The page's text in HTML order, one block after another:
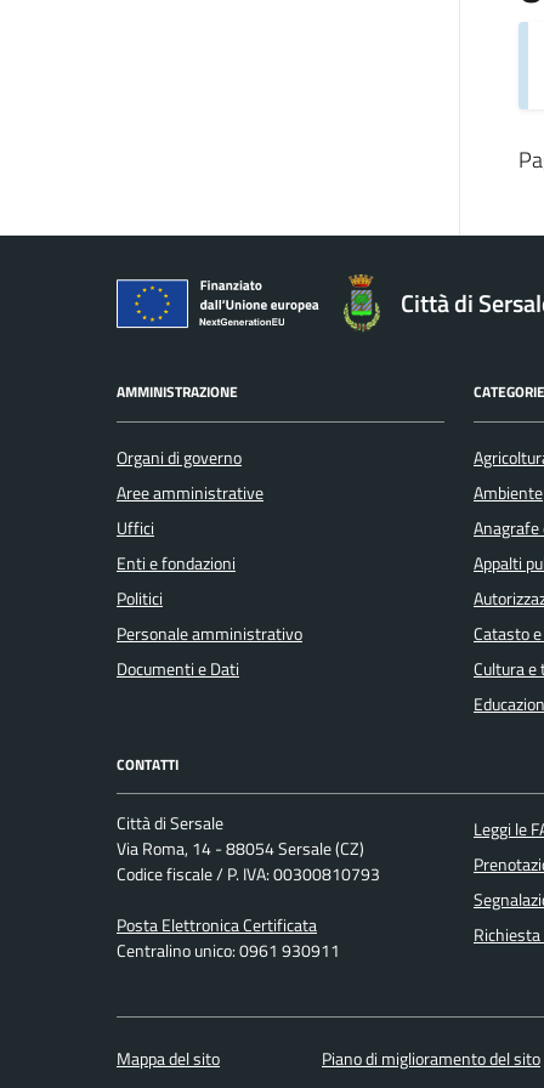
Città di
AMMINISTRAZIONE
Organi di governo
Aree amministrative
Uffici
Enti e fondazioni
Politici
Personale amministrativo
Documenti e Dati
Ambiente
Appalti
Catasto
Cultura e
CONTATTI
Città di Sersale
Via Roma, 14 - 88054 Sersale (CZ)
Codice fiscale / P. IVA: 00300810793
Posta Elettronica Certificata
Centralino unico: 0961 930911
Leggi le
Mappa del sito Piano di miglioramento del sito